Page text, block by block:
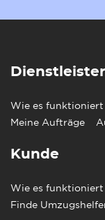
Dienstleister
Wie es funktioniert
Meine Aufträge
Kunde
Wie es funktioniert
Finde